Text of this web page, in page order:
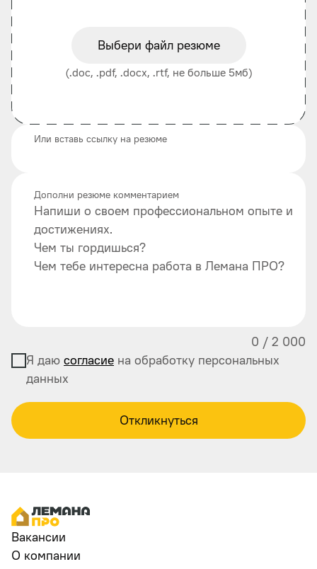
Выбери файл резюме
(.doc, .pdf, .docx, .rtf, не больше 5мб)
Или вставь ссылку на резюме
Напиши о своем профессиональном опыте и
достижениях.
Чем ты гордишься?
Чем тебе интересна работа в Лемана ПРО?
Дополни резюме комментарием
0 / 2 000
Я даю согласие на обработку персональных
данных
Откликнуться
Вакансии
О компании